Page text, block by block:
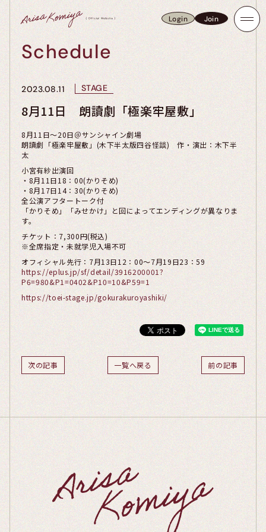
Login
Join
Schedule
2023.08.11 STAGE
8月11日 朗讀劇「極楽牢屋敷」
8月11日～20日＠サンシャイン劇場
朗讀劇「極楽牢屋敷」(木下半太版四谷怪談) 作・演出：木下半
太
小宮有紗出演回
・8月11日18：00(かりそめ)
・8月17日14：30(かりそめ)
​全公演アフタートーク付
「かりそめ」「みせかけ」と回によってエンディングが異なりま
す。
チケット：7,300円(税込)
※全席指定・未就学児入場不可
オフィシャル先行：7月13日12：00～7月19日23：59
https://eplus.jp/sf/detail/3916200001?
P6=980&P1=0402&P10=10&P59=1
https://toei-stage.jp/gokurakuroyashiki/
次の記事 一覧へ戻る 前の記事